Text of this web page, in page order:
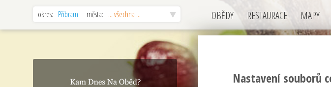
okres: Příbram města: ... všechna ... OBĚDY RESTAURACE MAPY
Nastavení souborů